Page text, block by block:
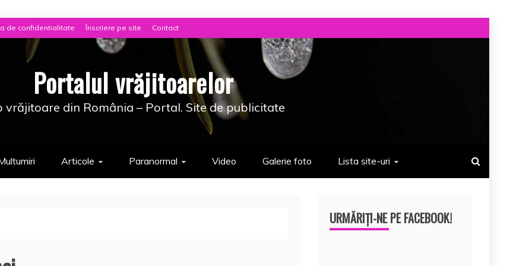
de confidentialitate Înscriere pe site Contact
Portalul vrăjitoarelor
vrăjitoare din România – Portal. Site de publicitate
Articole Paranormal Video Galerie foto Lista site-uri
URMĂRIȚI-NE PE FACEBOOK!